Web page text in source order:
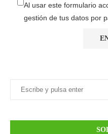
Al usar este formulario
gestión de tus datos por